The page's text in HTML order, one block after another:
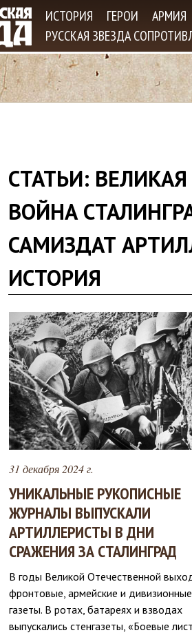
ИСТОРИЯ ГЕРОИ
АРМИЯ
РУССКАЯ ЗВЕЗДА
е
с
ь
СТАТЬИ:
ВОЙНА
САМИЗДАТ
ИСТОРИЯ
31 декабря 2024 г.
УНИКАЛЬНЫЕ РУКОПИСНЫЕ
ЖУРНАЛЫ ВЫПУСКАЛИ
АРТИЛЛЕРИСТЫ В ДНИ
СРАЖЕНИЯ ЗА СТАЛИНГРАД
В годы Великой Отечественной
фронтовые, армейские и дивизионные
газеты. В ротах, батареях и взводах
выпускались стенгазеты, «Боевые